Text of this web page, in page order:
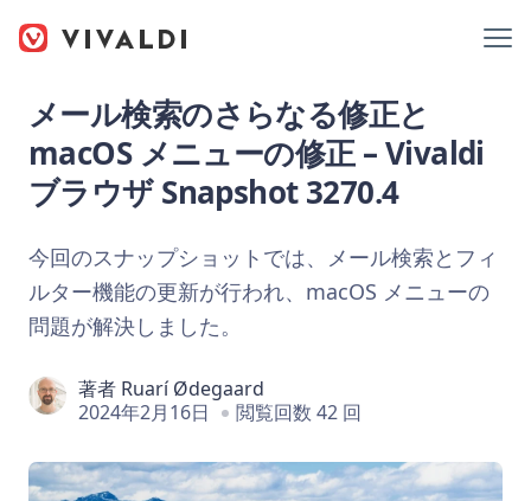
メール検索のさらなる修正と
macOS メニューの修正 – Vivaldi
ブラウザ Snapshot 3270.4
今回のスナップショットでは、メール検索とフィ
ルター機能の更新が行われ、macOS メニューの
問題が解決しました。
著者 Ruarí Ødegaard
2024年2月16日
閲覧回数 42 回